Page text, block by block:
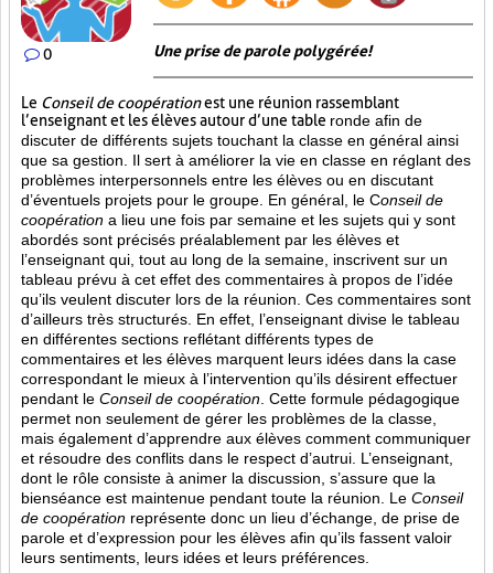
0 Une prise de parole polygérée!
Le Conseil de coopérationest une réunion rassemblant
l’enseignant et les élèves autour d’une table ronde afin de
discuter de différents sujets touchant la classe en général ainsi
que sa gestion. Il sert à améliorer la vie en classe en réglant des
problèmes interpersonnels entre les élèves ou en discutant
d’éventuels projets pour le groupe. En général, le Conseil de
coopération a lieu une fois par semaine et les sujets qui y sont
abordés sont précisés préalablement par les élèves et
l’enseignant qui, tout au long de la semaine, inscrivent sur un
tableau prévu à cet effet des commentaires à propos de l’idée
qu’ils veulent discuter lors de la réunion. Ces commentaires sont
d’ailleurs très structurés. En effet, l’enseignant divise le tableau
en différentes sections reflétant différents types de
commentaires et les élèves marquent leurs idées dans la case
correspondant le mieux à l’intervention qu’ils désirent effectuer
pendant le Conseil de coopération . Cette formule pédagogique
permet non seulement de gérer les problèmes de la classe,
mais également d’apprendre aux élèves comment communiquer
et résoudre des conflits dans le respect d’autrui. L’enseignant,
dont le rôle consiste à animer la discussion, s’assure que la
bienséance est maintenue pendant toute la réunion. Le Conseil
de coopération représente donc un lieu d’échange, de prise de
parole et d’expression pour les élèves afin qu’ils fassent valoir
leurs sentiments, leurs idées et leurs préférences.